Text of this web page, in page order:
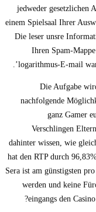
jedweder gesetzlichen
einem Spielsaal Ihrer
Die leser unsre
Ihren Spam-
logarithmus-E-mail
Die Aufgabe
nachfolgende
ganz Gamer
Verschlingen
dahinter wissen, wie
hat den RTP durch
Sera ist am günstigsten
werden und keine
eingangs den